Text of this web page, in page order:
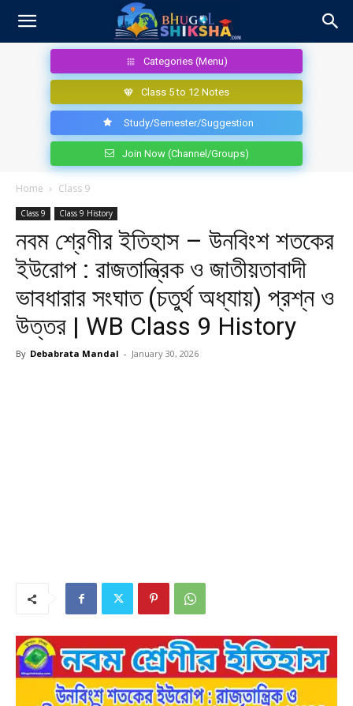
Categories (Menu)
Class 5 to 12 Notes
Study/Semester/Suggestion
Join Now (Channel/Groups)
Home Class 9
Class 9 Class 9 History
নবম শ্রেণীর ইতিহাস – উনবিংশ শতকের
ইউরোপ : রাজতান্ত্রিক ও জাতীয়তাবাদী
ভাবধারার সংঘাত (চতুর্থ অধ্যায়) প্রশ্ন ও
উত্তর | WB Class 9 History
By Debabrata Mandal - January 30, 2026